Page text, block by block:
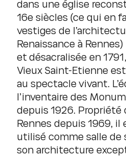
dans une église
16e siècles (ce qui en
vestiges de
Renaissance à
et désacralisée en
Vieux Saint-Etienne
au spectacle vivant.
l’inventaire des
depuis 1926. Propriété
Rennes depuis 1969, il
utilisé comme salle de
son architecture